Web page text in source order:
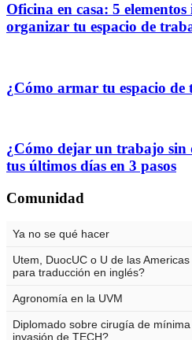
Oficina en casa: 5
organizar tu espacio de
¿Cómo armar tu espacio de
¿Cómo dejar un trabajo sin
tus últimos días en 3 pasos
Comunidad